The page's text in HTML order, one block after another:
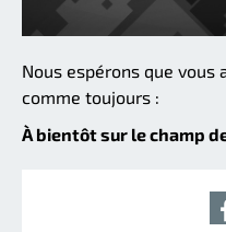
Nous espérons que
comme toujours :
À bientôt sur le champ